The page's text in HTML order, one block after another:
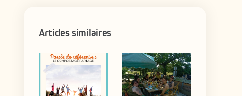
Articles similaires